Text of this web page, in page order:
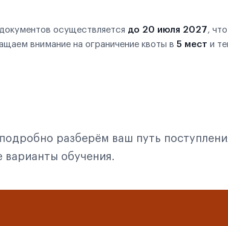
осуществляется до 20 июля 2027, что
внимание на ограничение квоты в 5 мест и
разберём ваш путь
обучения.